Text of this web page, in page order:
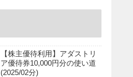
【株主優待利用】アダストリ
ア優待券10,000円分の使い道
(2025/02分)